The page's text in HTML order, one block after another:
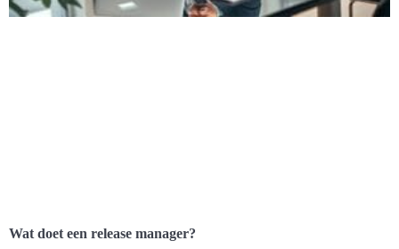
Wat doet een release manager?